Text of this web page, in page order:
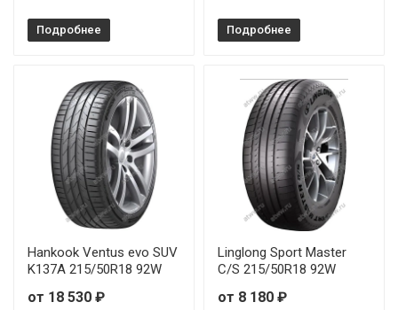
Подробнее Подробнее
Hankook Ventus evo SUV
K137A 215/50R18 92W
от 18 530 ₽
Linglong Sport Master
C/S 215/50R18 92W
от 8 180 ₽